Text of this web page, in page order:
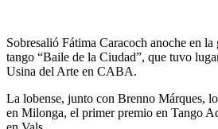
Sobresalió Fátima Caracoch anoche en
tango “Baile de la Ciudad”, que tuvo
Usina del Arte en CABA.
La lobense, junto con Brenno Márques,
en Milonga, el primer premio en Tango